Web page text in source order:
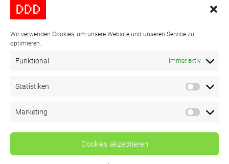
Wir verwenden Cookies, um unsere Website und unseren Service zu
optimieren.
Funktional Immer aktiv
Statistiken
Marketing
Cookies akzeptieren
Impossible Software
© All Rights Reserved